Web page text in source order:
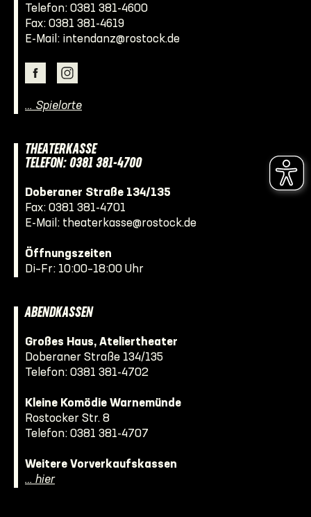
Telefon: 0381 381-4600
Fax: 0381 381-4619
E-Mail: intendanz@rostock.de
… Spielorte
THEATERKASSE
TELEFON: 0381 381-4700
Doberaner Straße 134/135
Fax: 0381 381-4701
E-Mail: theaterkasse@rostock.de
Öffnungszeiten
Di–Fr: 10:00–18:00 Uhr
ABENDKASSEN
Großes Haus, Ateliertheater
Doberaner Straße 134/135
Telefon: 0381 381-4702
Kleine Komödie Warnemünde
Rostocker Str. 8
Telefon: 0381 381-4707
Weitere Vorverkaufskassen
… hier